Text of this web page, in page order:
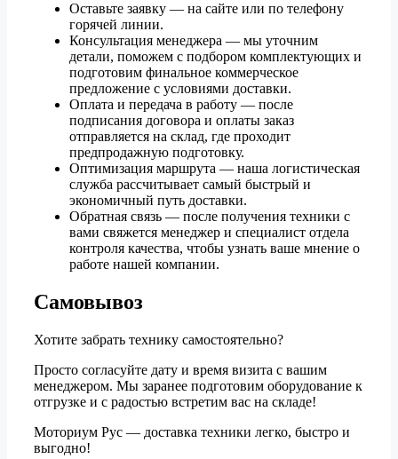
Оставьте заявку — на сайте или по телефону
горячей линии.
Консультация менеджера — мы уточним
детали, поможем с подбором комплектующих и
подготовим финальное коммерческое
предложение с условиями доставки.
Оплата и передача в работу — после
подписания договора и оплаты заказ
отправляется на склад, где проходит
предпродажную подготовку.
Оптимизация маршрута — наша логистическая
служба рассчитывает самый быстрый и
экономичный путь доставки.
Обратная связь — после получения техники с
вами свяжется менеджер и специалист отдела
контроля качества, чтобы узнать ваше мнение о
работе нашей компании.
Самовывоз
Хотите забрать технику самостоятельно?
Просто согласуйте дату и время визита с вашим
менеджером. Мы заранее подготовим оборудование к
отгрузке и с радостью встретим вас на складе!
Моториум Рус — доставка техники легко, быстро и
выгодно!